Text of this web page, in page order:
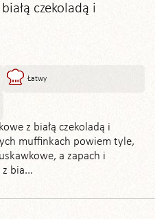
czekoladą i
Łatwy
z białą czekoladą i
muffinkach powiem tyle,
a zapach i
bia...